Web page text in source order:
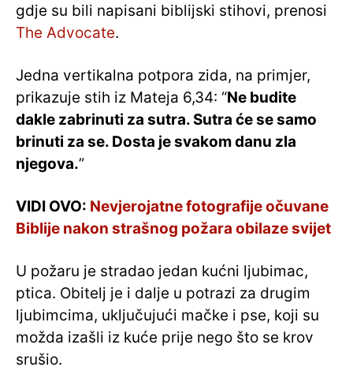
gdje su bili napisani biblijski stihovi, prenosi
The Advocate.
Jedna vertikalna potpora zida, na primjer,
prikazuje stih iz Mateja 6,34: “Ne budite
dakle zabrinuti za sutra. Sutra će se samo
brinuti za se. Dosta je svakom danu zla
njegova.”
VIDI OVO: Nevjerojatne fotografije očuvane
Biblije nakon strašnog požara obilaze svijet
U požaru je stradao jedan kućni ljubimac,
ptica. Obitelj je i dalje u potrazi za drugim
ljubimcima, uključujući mačke i pse, koji su
možda izašli iz kuće prije nego što se krov
srušio.